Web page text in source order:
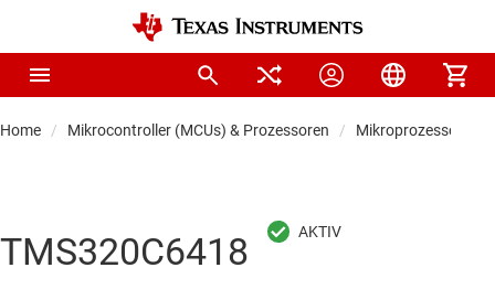
Home Mikrocontroller (MCUs) & Prozessoren Mikroprozessoren &
TMS320C6418